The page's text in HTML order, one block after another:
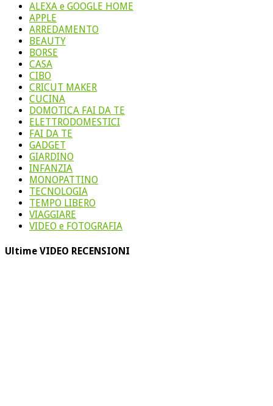
ALEXA e GOOGLE HOME
APPLE
ARREDAMENTO
BEAUTY
BORSE
CASA
CIBO
CRICUT MAKER
CUCINA
DOMOTICA FAI DA TE
ELETTRODOMESTICI
FAI DA TE
GADGET
GIARDINO
INFANZIA
MONOPATTINO
TECNOLOGIA
TEMPO LIBERO
VIAGGIARE
VIDEO e FOTOGRAFIA
Ultime VIDEO RECENSIONI